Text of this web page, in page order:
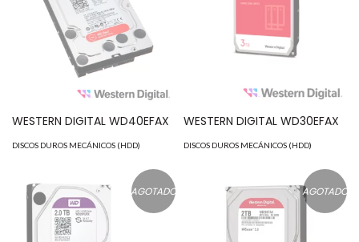
WESTERN DIGITAL WD40EFAX
DISCOS DUROS MECÁNICOS (HDD)
WESTERN DIGITAL WD30EFAX
DISCOS DUROS MECÁNICOS (HDD)
AGOTADO AGOTADO